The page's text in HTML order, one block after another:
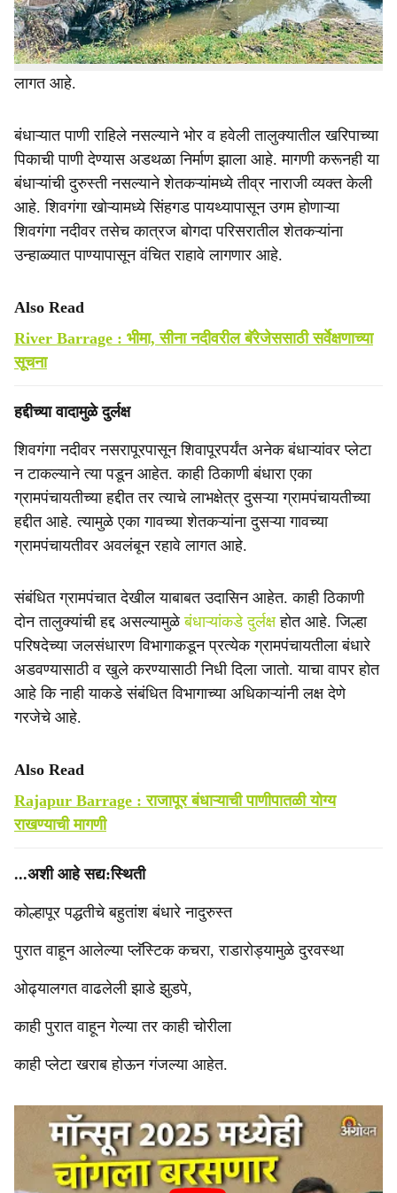
बंधाऱ्यांमुळे शिवगंगा खोरे तसेच खेड ओढ्यालगतची हजारो हेक्टर
जमीन ओलिता खाली आले. मात्र बंधाऱ्यांची देखभाल दुरुतीच्या योग्य
नियोजनाअभावी शेतकऱ्यांना दुष्काळसदृश परिस्थितीचा सामना करावा
लागत आहे.
बंधाऱ्यात पाणी राहिले नसल्याने भोर व हवेली तालुक्यातील खरिपाच्या
पिकाची पाणी देण्यास अडथळा निर्माण झाला आहे. मागणी करूनही या
बंधाऱ्यांची दुरुस्ती नसल्याने शेतकऱ्यांमध्ये तीव्र नाराजी व्यक्त केली
आहे. शिवगंगा खोऱ्यामध्ये सिंहगड पायथ्यापासून उगम होणाऱ्या
शिवगंगा नदीवर तसेच कात्रज बोगदा परिसरातील शेतकऱ्यांना
उन्हाळ्यात पाण्यापासून वंचित राहावे लागणार आहे.
Also Read
River Barrage : भीमा, सीना नदीवरील बॅरेजेससाठी सर्वेक्षणाच्या
सूचना
हद्दीच्या वादामुळे दुर्लक्ष
शिवगंगा नदीवर नसरापूरपासून शिवापूरपर्यंत अनेक बंधाऱ्यांवर प्लेटा
न टाकल्याने त्या पडून आहेत. काही ठिकाणी बंधारा एका
ग्रामपंचायतीच्या हद्दीत तर त्याचे लाभक्षेत्र दुसऱ्या ग्रामपंचायतीच्या
हद्दीत आहे. त्यामुळे एका गावच्या शेतकऱ्यांना दुसऱ्या गावच्या
ग्रामपंचायतीवर अवलंबून रहावे लागत आहे.
संबंधित ग्रामपंचात देखील याबाबत उदासिन आहेत. काही ठिकाणी
दोन तालुक्यांची हद्द असल्यामुळेबंधाऱ्यांकडे दुर्लक्षहोत आहे. जिल्हा
परिषदेच्या जलसंधारण विभागाकडून प्रत्येक ग्रामपंचायतीला बंधारे
अडवण्यासाठी व खुले करण्यासाठी निधी दिला जातो. याचा वापर होत
आहे कि नाही याकडे संबंधित विभागाच्या अधिकाऱ्यांनी लक्ष देणे
गरजेचे आहे.
Also Read
Rajapur Barrage : राजापूर बंधाऱ्याची पाणीपातळी योग्य
राखण्याची मागणी
...अशी आहे सद्य:स्थिती
कोल्हापूर पद्धतीचे बहुतांश बंधारे नादुरुस्त
पुरात वाहून आलेल्या प्लॅस्टिक कचरा, राडारोड्यामुळे दुरवस्था
ओढ्यालगत वाढलेली झाडे झुडपे,
काही पुरात वाहून गेल्या तर काही चोरीला
काही प्लेटा खराब होऊन गंजल्या आहेत.